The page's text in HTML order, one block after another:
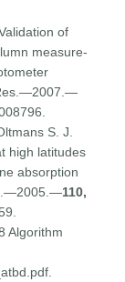
of
measure­
S. J.
high latitudes
absorption
110,
Algorithm